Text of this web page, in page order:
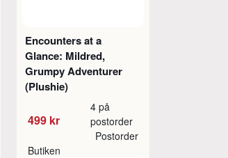
Encounters at a
Glance: Mildred,
Grumpy Adventurer
(Plushie)
499 kr
4 på
postorder
Butiken
Postorder